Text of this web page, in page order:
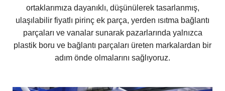
ortaklarımıza dayanıklı, düşünülerek tasarlanmış,
ulaşılabilir fiyatlı pirinç ek parça, yerden ısıtma bağlantı
parçaları ve vanalar sunarak pazarlarında yalnızca
plastik boru ve bağlantı parçaları üreten markalardan bir
adım önde olmalarını sağlıyoruz.